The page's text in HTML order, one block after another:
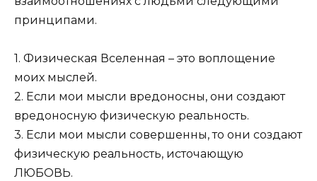
принципами.
1. Физическая Вселенная – это воплощение
моих мыслей.
2. Если мои мысли вредоносны, они создают
вредоносную физическую реальность.
3. Если мои мысли совершенны, то они создают
физическую реальность, источающую
ЛЮБОВЬ.